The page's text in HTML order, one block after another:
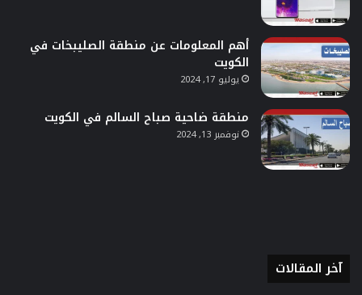
أهم المعلومات عن منطقة الصليبخات في
الكويت
يوليو 17, 2024
منطقة ضاحية صباح السالم في الكويت
نوفمبر 13, 2024
آخر المقالات